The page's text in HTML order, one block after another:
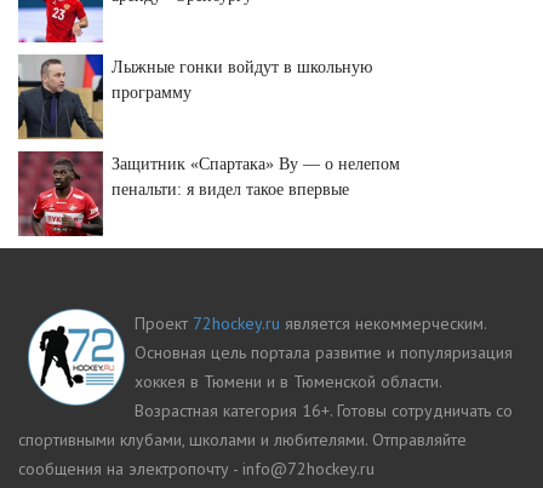
Лыжные гонки войдут в школьную
программу
Защитник «Спартака» Ву — о нелепом
пенальти: я видел такое впервые
Проект 72hockey.ru является некоммерческим.
Основная цель портала развитие и популяризация
хоккея в Тюмени и в Тюменской области.
Возрастная категория 16+. Готовы сотрудничать со
спортивными клубами, школами и любителями. Отправляйте
сообщения на электропочту - info@72hockey.ru